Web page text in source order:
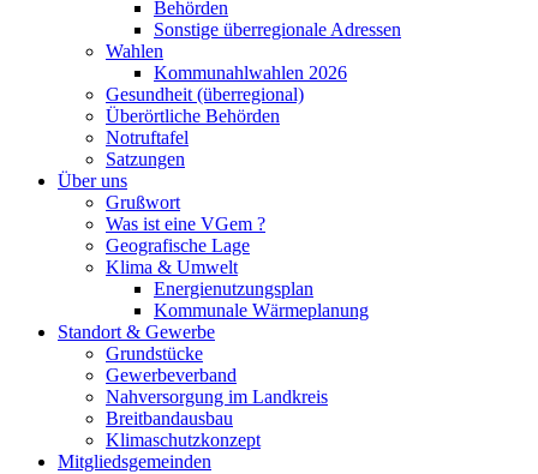
Behörden
Sonstige überregionale Adressen
Wahlen
Kommunahlwahlen 2026
Gesundheit (überregional)
Überörtliche Behörden
Notruftafel
Satzungen
Über uns
Grußwort
Was ist eine VGem ?
Geografische Lage
Klima & Umwelt
Energienutzungsplan
Kommunale Wärmeplanung
Standort & Gewerbe
Grundstücke
Gewerbeverband
Nahversorgung im Landkreis
Breitbandausbau
Klimaschutzkonzept
Mitgliedsgemeinden